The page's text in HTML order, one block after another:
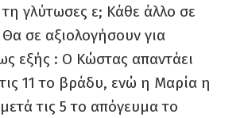
γλύτωσες ε; Κάθε άλλο σε
Θα σε αξιολογήσουν για
εξής : Ο Κώστας απαντάει
11 το βράδυ, ενώ η Μαρία η
μετάτις 5 το απόγευμα το